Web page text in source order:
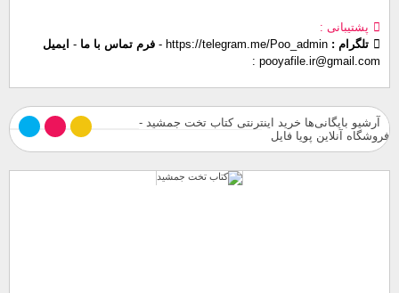
پشتیبانی
تلگرام : https://telegram.me/Poo_admin
- فرم تماس با ما - ایمیل
pooyafile.ir@gmail.com
آرشیو بایگانی‌ها خرید اینترنتی کتاب تخت جمشید -
فروشگاه آنلاین پویا فایل